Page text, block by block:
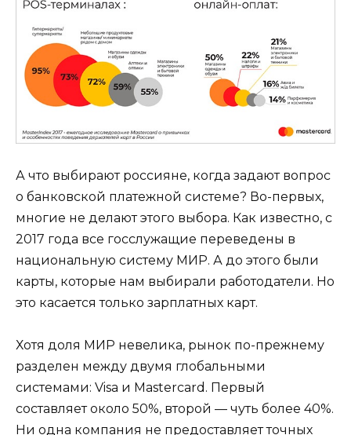
А что выбирают россияне, когда задают вопрос
о банковской платежной системе? Во-первых,
многие не делают этого выбора. Как известно, с
2017 года все госслужащие переведены в
национальную систему МИР. А до этого были
карты, которые нам выбирали работодатели. Но
это касается только зарплатных карт.
Хотя доля МИР невелика, рынок по-прежнему
разделен между двумя глобальными
системами: Visa и Mastercard. Первый
составляет около 50%, второй — чуть более 40%.
Ни одна компания не предоставляет точных